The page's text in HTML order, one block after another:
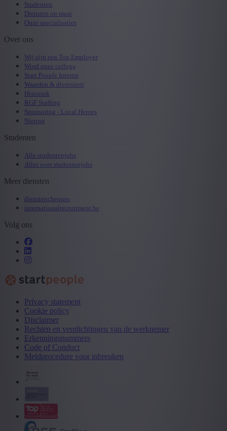
Studenten
Diensten op maat
Onze specialisaties
Over ons
Wij zijn een Top Employer
Word onze collega
Start People Interim
Waarden & diversiteit
Historiek
RGF Staffing
Sponsoring - Local Heroes
Nieuws
Studenten
Alle studentenjobs
Alles over studentenjobs
Meer diensten
dienstencheques
internationalrecruitment.be
Volg ons
Privacy statement
Cookie policy
Disclaimer
Rechten en verplichtingen van de werknemer
Erkenningsnummers
Code of Conduct
Meldprocedure voor inbreuken